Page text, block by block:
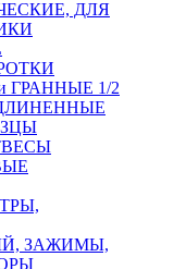
ДЛЯ
ГРАННЫЕ 1/2
ЗАЖИМЫ,